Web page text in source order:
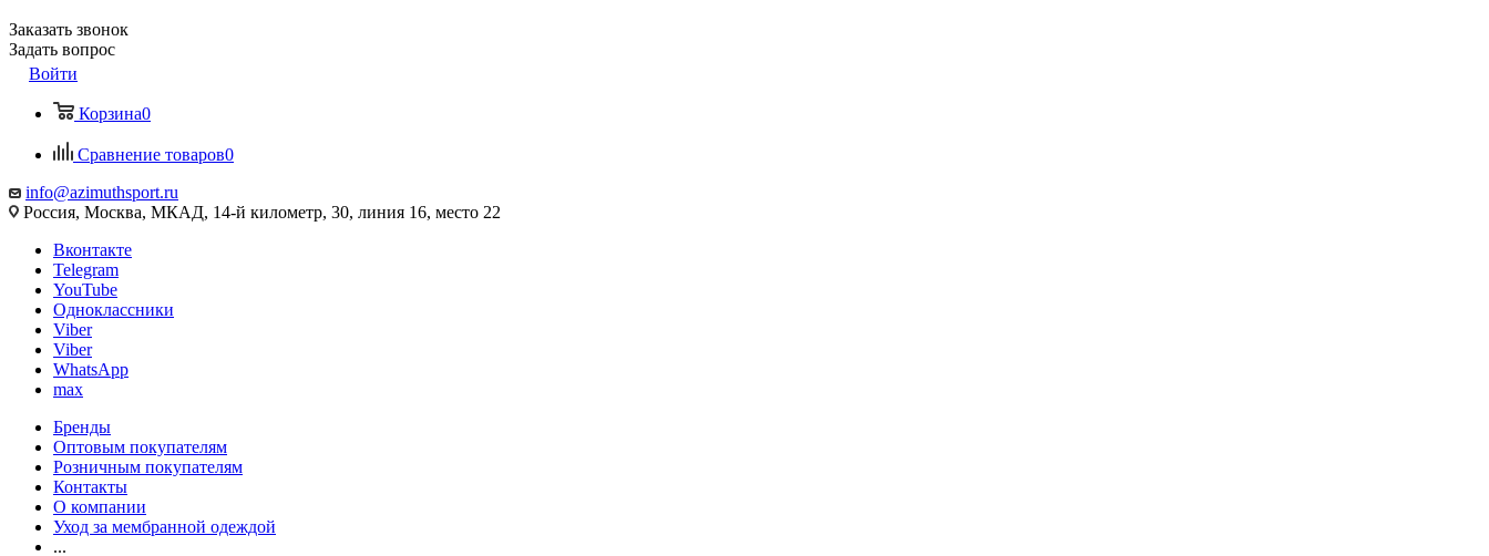
Заказать звонок
Задать вопрос
Войти
Корзина0
Сравнение товаров0
info@azimuthsport.ru
Россия, Москва, МКАД, 14-й километр, 30, линия 16, место 22
Вконтакте
Telegram
YouTube
Одноклассники
Viber
Viber
WhatsApp
max
Бренды
Оптовым покупателям
Розничным покупателям
Контакты
О компании
Уход за мембранной одеждой
...